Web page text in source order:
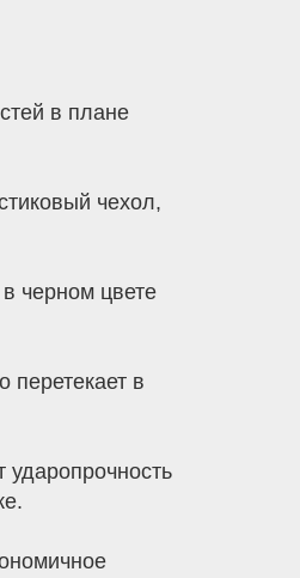
в плане
чехол,
черном цвете
в
ударопрочность